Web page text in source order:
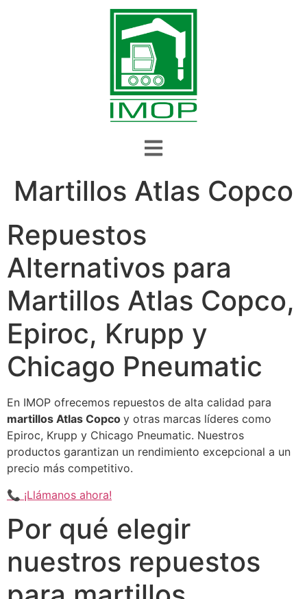
Martillos Atlas Copco
Repuestos
Alternativos para
Martillos Atlas Copco,
Epiroc, Krupp y
Chicago Pneumatic
En IMOP ofrecemos repuestos de alta calidad para
martillos Atlas Copco y otras marcas líderes como
Epiroc, Krupp y Chicago Pneumatic. Nuestros
productos garantizan un rendimiento excepcional a un
precio más competitivo.
📞 ¡Llámanos ahora!
Por qué elegir
nuestros repuestos